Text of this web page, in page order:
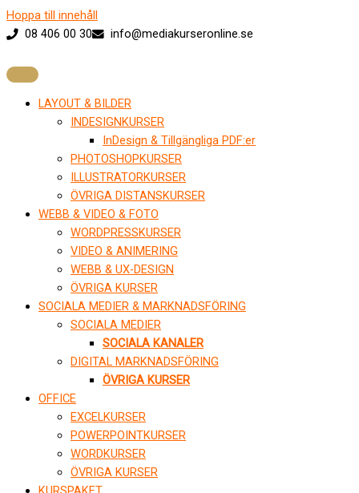
Hoppa till innehåll
08 406 00 30
info@mediakurseronline.se
LAYOUT & BILDER
INDESIGNKURSER
InDesign & Tillgängliga PDF:er
PHOTOSHOPKURSER
ILLUSTRATORKURSER
ÖVRIGA DISTANSKURSER
WEBB & VIDEO & FOTO
WORDPRESSKURSER
VIDEO & ANIMERING
WEBB & UX-DESIGN
ÖVRIGA KURSER
SOCIALA MEDIER & MARKNADSFÖRING
SOCIALA MEDIER
SOCIALA KANALER
DIGITAL MARKNADSFÖRING
ÖVRIGA KURSER
OFFICE
EXCELKURSER
POWERPOINTKURSER
WORDKURSER
ÖVRIGA KURSER